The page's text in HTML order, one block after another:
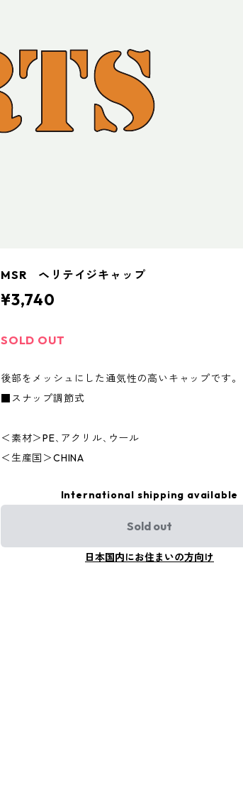
MSR ヘリテイジキャップ
¥3,740
SOLD OUT
後部をメッシュにした通気性の高いキャップです。
■スナップ調節式
＜素材＞PE､アクリル､ウール
＜生産国＞CHINA
International shipping available
Sold out
日本国内にお住まいの方向け